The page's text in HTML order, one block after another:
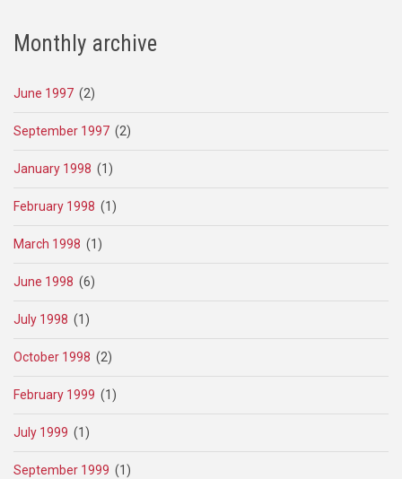
Monthly archive
June 1997 (2)
September 1997 (2)
January 1998 (1)
February 1998 (1)
March 1998 (1)
June 1998 (6)
July 1998 (1)
October 1998 (2)
February 1999 (1)
July 1999 (1)
September 1999 (1)